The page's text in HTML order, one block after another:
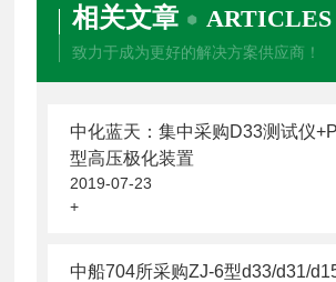
相关文章 ARTICLES
致力于成为更好的解决方案供应商！
中化蓝天：集中采购D33测试仪
型高压极化装置
2019-07-23
+
中船704所采购ZJ-6型d33/d31/